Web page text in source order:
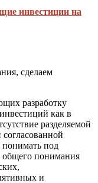
инвестиции на
сделаем
разработку
как в
разделяемой
понимать под
общего понимания
и